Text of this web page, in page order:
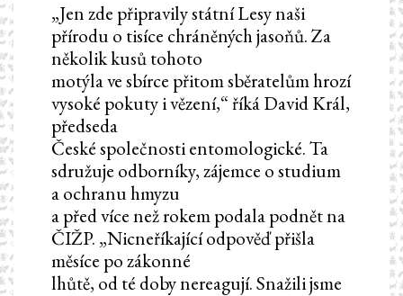
„Jen zde připravily státní Lesy naši
přírodu o tisíce chráněných jasoňů. Za
několik kusů tohoto
motýla ve sbírce přitom sběratelům hrozí
vysoké pokuty i vězení,“ říká David Král,
předseda
České společnosti entomologické. Ta
sdružuje odborníky, zájemce o studium
a ochranu hmyzu
a před více než rokem podala podnět na
ČIŽP. „Nicneříkající odpověď přišla
měsíce po zákonné
lhůtě, od té doby nereagují. Snažili jsme